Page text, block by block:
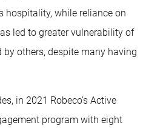
hospitality, while reliance on
led to greater vulnerability of
others, despite many having
in 2021 Robeco’s Active
program with eight